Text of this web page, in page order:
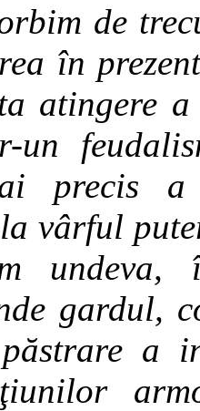
de
în
atingere
un
precis
vârful
gardul,
a